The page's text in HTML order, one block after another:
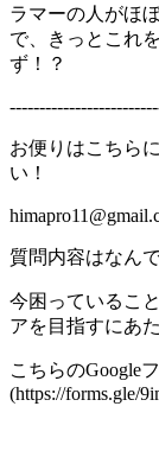
ラマーの人がほ
で、きっとこれ
ず！？
お便りはこちら
い！
質問内容はなん
今困っているこ
アを目指すにあ
こちらのGoogle
(https://forms.gle/